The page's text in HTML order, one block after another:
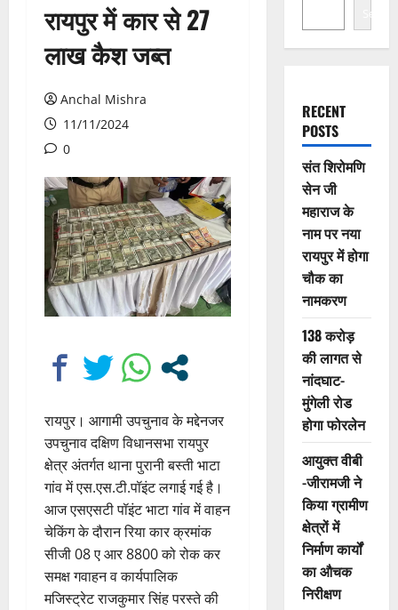
रायपुर में कार से 27
लाख कैश जब्त
Anchal Mishra
11/11/2024
0
रायपुर। आगामी उपचुनाव के मद्देनजर
उपचुनाव दक्षिण विधानसभा रायपुर
क्षेत्र अंतर्गत थाना पुरानी बस्ती भाटा
गांव में एस.एस.टी.पॉइंट लगाई गई है।
आज एसएसटी पॉइंट भाटा गांव में वाहन
चेकिंग के दौरान रिया कार क्रमांक
सीजी 08 ए आर 8800 को रोक कर
समक्ष गवाहन व कार्यपालिक
मजिस्ट्रेट राजकुमार सिंह परस्ते की
Search
RECENT
POSTS
संत शिरोमणि
सेन जी
महाराज के
नाम पर नया
रायपुर में होगा
चौक का
नामकरण
138 करोड़
की लागत से
नांदघाट-
मुंगेली रोड
होगा फोरलेन
आयुक्त वीबी
-जीरामजी ने
किया ग्रामीण
क्षेत्रों में
निर्माण कार्यों
का औचक
निरीक्षण